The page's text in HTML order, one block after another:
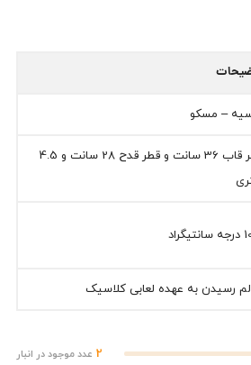
– مسکو
قطر قاب 36 سانت و قطر قدح 28 سانت و 4.5
رسیدن به عهده لعابی کلاسیک
2 عدد موجود در انبار